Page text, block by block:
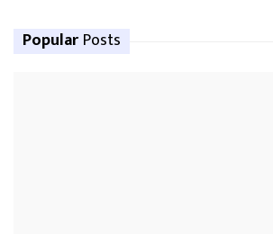
Popular Posts